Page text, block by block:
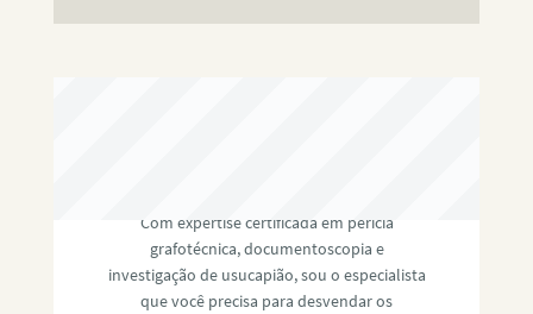
Com expertise certificada em perícia
grafotécnica, documentoscopia e
investigação de usucapião, sou o especialista
que você precisa para desvendar os